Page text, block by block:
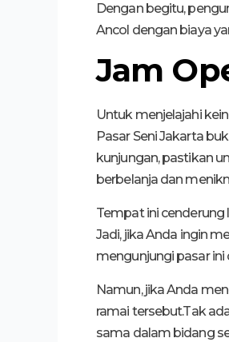
Dengan begitu,
Ancol dengan biaya
Jam
Untuk menjelajahi
Pasar Seni Jakarta
kunjungan, pastikan
berbelanja dan
Tempat ini cenderung
Jadi, jika Anda ingin
mengunjungi pasar ini
Namun, jika Anda
ramai tersebut.Tak
sama dalam bidang